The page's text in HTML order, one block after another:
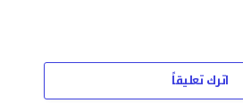
اترك تعليقاً